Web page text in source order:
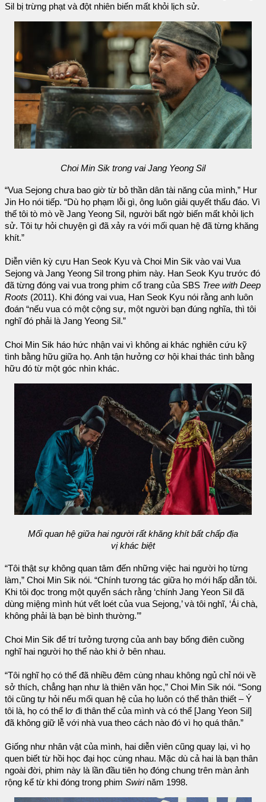
Sil bị trừng phạt và đột nhiên biến mất khỏi lịch sử.
Choi Min Sik trong vai Jang Yeong Sil
“Vua Sejong chưa bao giờ từ bỏ thần dân tài năng của mình,” Hur
Jin Ho nói tiếp. “Dù họ phạm lỗi gì, ông luôn giải quyết thấu đáo. Vì
thế tôi tò mò về Jang Yeong Sil, người bất ngờ biến mất khỏi lịch
sử. Tôi tự hỏi chuyện gì đã xảy ra với mối quan hệ đã từng khăng
khít.”
Diễn viên kỳ cựu Han Seok Kyu và Choi Min Sik vào vai Vua
Sejong và Jang Yeong Sil trong phim này. Han Seok Kyu trước đó
đã từng đóng vai vua trong phim cổ trang của SBS Tree with Deep
Roots (2011). Khi đóng vai vua, Han Seok Kyu nói rằng anh luôn
đoán “nếu vua có một cộng sự, một người bạn đúng nghĩa, thì tôi
nghĩ đó phải là Jang Yeong Sil.”
Choi Min Sik háo hức nhận vai vì không ai khác nghiên cứu kỹ
tình bằng hữu giữa họ. Anh tận hưởng cơ hội khai thác tình bằng
hữu đó từ một góc nhìn khác.
Mối quan hệ giữa hai người rất khăng khít bất chấp địa
vị khác biệt
“Tôi thật sự không quan tâm đến những việc hai người họ từng
làm,” Choi Min Sik nói. “Chính tương tác giữa họ mới hấp dẫn tôi.
Khi tôi đọc trong một quyển sách rằng ‘chính Jang Yeon Sil đã
dùng miệng mình hút vết loét của vua Sejong,’ và tôi nghĩ, ‘Ái chà,
không phải là bạn bè bình thường.’”
Choi Min Sik để trí tưởng tượng của anh bay bổng điên cuồng
nghĩ hai người họ thế nào khi ở bên nhau.
“Tôi nghĩ họ có thể đã nhiều đêm cùng nhau không ngủ chỉ nói về
sở thích, chẳng hạn như là thiên văn học,” Choi Min Sik nói. “Song
tôi cũng tự hỏi nếu mối quan hệ của họ luôn có thể thân thiết – Ý
tôi là, họ có thể lơ đi thân thế của mình và có thể [Jang Yeon Sil]
đã không giữ lễ với nhà vua theo cách nào đó vì họ quá thân.”
Giống như nhân vật của mình, hai diễn viên cũng quay lại, vì họ
quen biết từ hồi học đại học cùng nhau. Mặc dù cả hai là bạn thân
ngoài đời, phim này là lần đầu tiên họ đóng chung trên màn ảnh
rộng kể từ khi đóng trong phim Swirinăm 1998.